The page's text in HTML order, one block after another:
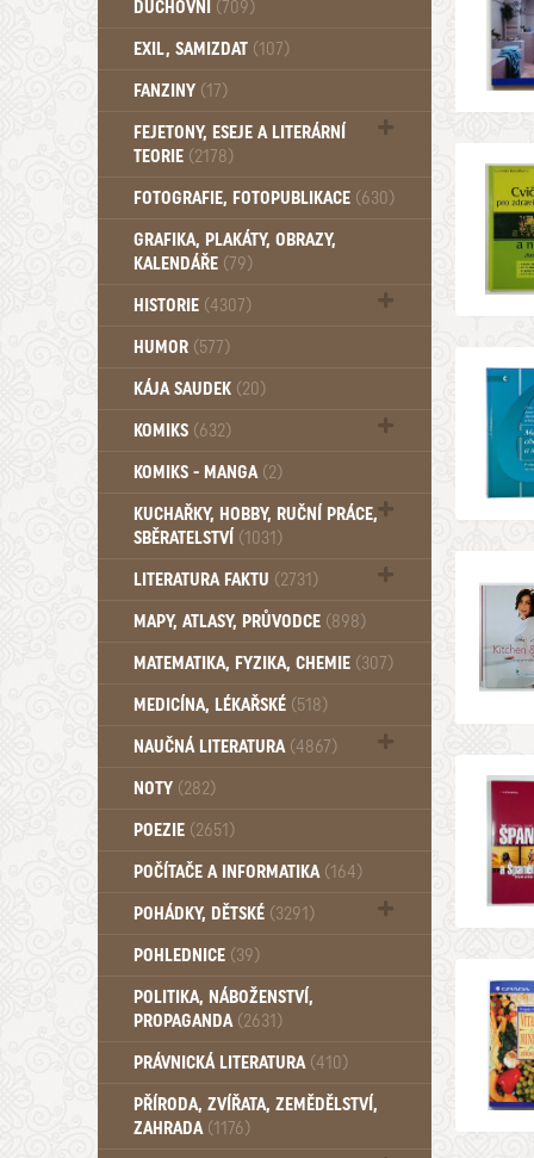
DUCHOVNÍ (709)
Okultismus (110)
EXIL, SAMIZDAT (107)
FANZINY (17)
FEJETONY, ESEJE A LITERÁRNÍ
TEORIE (2178)
Citáty, aforismy, snáře, přísloví,
FOTOGRAFIE, FOTOPUBLIKACE (630)
GRAFIKA, PLAKÁTY, OBRAZY,
KALENDÁŘE (79)
HISTORIE (4307)
Mytologie, Mýty, Báje, Pověsti (203)
HUMOR (577)
KÁJA SAUDEK (20)
KOMIKS (632)
Komiks - Čtyřlístek (234)
KOMIKS - MANGA (2)
KUCHAŘKY, HOBBY, RUČNÍ PRÁCE,
SBĚRATELSTVÍ (1031)
Dům a byt (102)
LITERATURA FAKTU (2731)
Katalogy (503)
MAPY, ATLASY, PRŮVODCE (898)
MATEMATIKA, FYZIKA, CHEMIE (307)
MEDICÍNA, LÉKAŘSKÉ (518)
NAUČNÁ LITERATURA (4867)
Zdraví a zdraví životní styl (510)
NOTY (282)
POEZIE (2651)
POČÍTAČE A INFORMATIKA (164)
POHÁDKY, DĚTSKÉ (3291)
Pro děti a mládež (2887)
Pohádky, Dětské - Od roku 1949 (257)
POHLEDNICE (39)
POLITIKA, NÁBOŽENSTVÍ,
PROPAGANDA (2631)
PRÁVNICKÁ LITERATURA (410)
PŘÍRODA, ZVÍŘATA, ZEMĚDĚLSTVÍ,
ZAHRADA (1176)